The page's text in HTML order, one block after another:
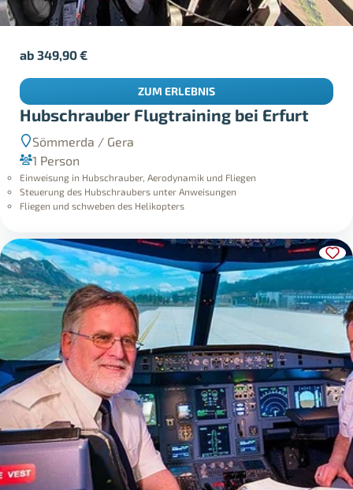
Hubschrauber Flugtraining bei Erfurt
Sömmerda / Gera
1 Person
Einweisung in Hubschrauber, Aerodynamik und Fliegen
Steuerung des Hubschraubers unter Anweisungen
Fliegen und schweben des Helikopters
ab349,90€
ZUM ERLEBNIS